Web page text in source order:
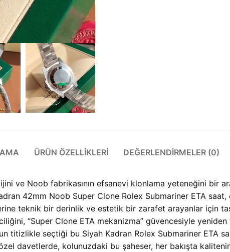
ÜRÜN ÖZELLIKLERI DEĞERLENDIRMELER (0)
ve Noob fabrikasının efsanevi klonlama yeteneğini bir
42mm Noob Super Clone Rolex Submariner ETA
teknik bir derinlik ve estetik bir zarafet arayanlar için
“Super Clone ETA mekanizma” güvencesiyle
titizlikle seçtiği bu Siyah Kadran Rolex Submariner ETA
davetlerde, kolunuzdaki bu şaheser, her bakışta